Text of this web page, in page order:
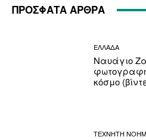
ΠΡΟΣΦΑΤΑ ΑΡΘΡΑ
ΕΛΛΑΔΑ
Ναυάγιο
κόσμο
ΤΕΧΝΗΤΗ